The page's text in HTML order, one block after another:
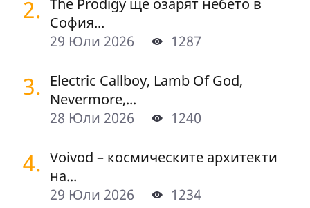
2. The Prodigy ще озарят небето в
София...
29 Юли 2026
1287
3. Electric Callboy, Lamb Of God,
Nevermore,...
28 Юли 2026
1240
4. Voivod – космическите архитекти
на...
29 Юли 2026
1234